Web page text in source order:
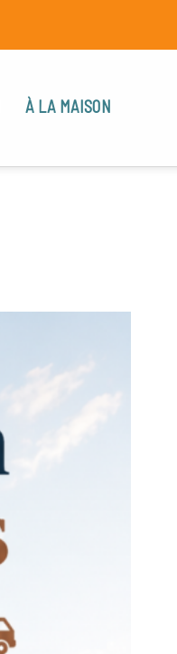
À LA MAISON